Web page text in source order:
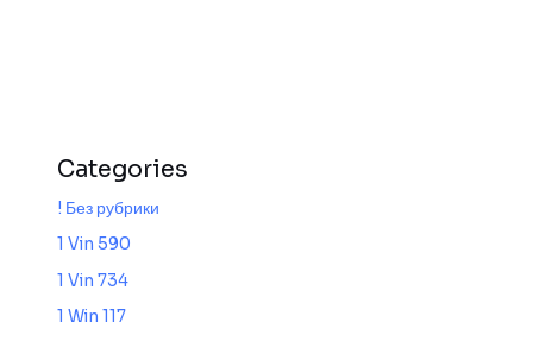
Categories
! Без рубрики
1 Vin 590
1 Vin 734
1 Win 117